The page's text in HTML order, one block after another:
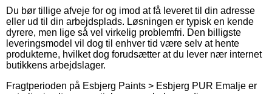
Du bør tillige afveje for og imod at få leveret til din adresse
eller ud til din arbejdsplads. Løsningen er typisk en kende
dyrere, men lige så vel virkelig problemfri. Den billigste
leveringsmodel vil dog til enhver tid være selv at hente
produkterne, hvilket dog forudsætter at du lever nær internet
butikkens arbejdslager.
Fragtperioden på Esbjerg Paints > Esbjerg PUR Emalje er